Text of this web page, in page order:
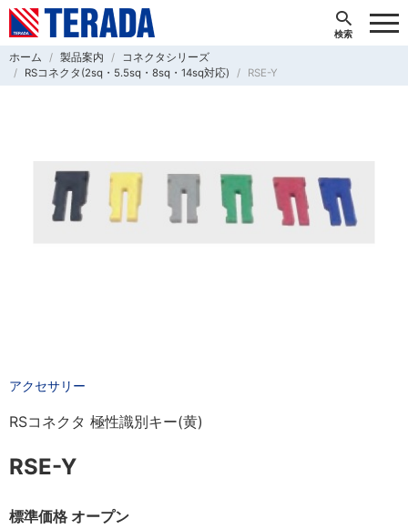
ホーム 製品案内
コネクタシリーズ
RSコネクタ(2sq・5.5sq・8sq・14sq対応)
RSE-Y
アクセサリー
RSコネクタ 極性識別キー(黄)
RSE-Y
標準価格 オープン